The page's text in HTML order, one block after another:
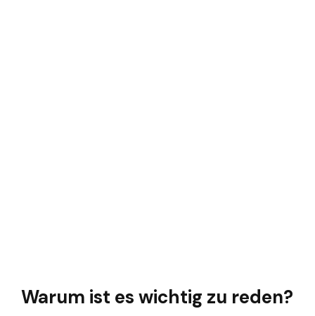
Warum ist es wichtig zu reden?